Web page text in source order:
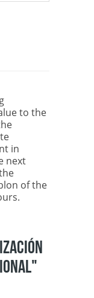
to the
in
next
of the